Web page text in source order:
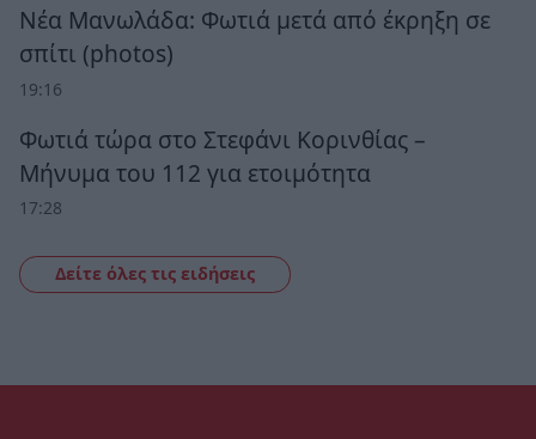
Νέα Μανωλάδα: Φωτιά μετά από έκρηξη σε
σπίτι (photos)
19:16
Φωτιά τώρα στο Στεφάνι Κορινθίας –
Μήνυμα του 112 για ετοιμότητα
17:28
Δείτε όλες τις ειδήσεις